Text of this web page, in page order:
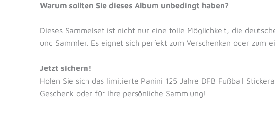
Warum sollten Sie dieses Album unbedingt haben?
Dieses Sammelset ist nicht nur eine tolle Möglichkeit, die
und Sammler. Es eignet sich perfekt zum Verschenken oder zum
Jetzt sichern!
Holen Sie sich das limitierte Panini 125 Jahre DFB Fußball
Geschenk oder für Ihre persönliche Sammlung!